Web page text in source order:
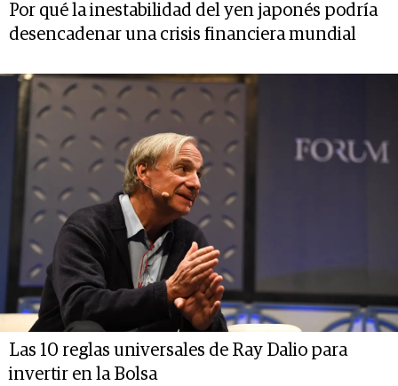
Por qué la inestabilidad del yen japonés podría
desencadenar una crisis financiera mundial
Las 10 reglas universales de Ray Dalio para
invertir en la Bolsa